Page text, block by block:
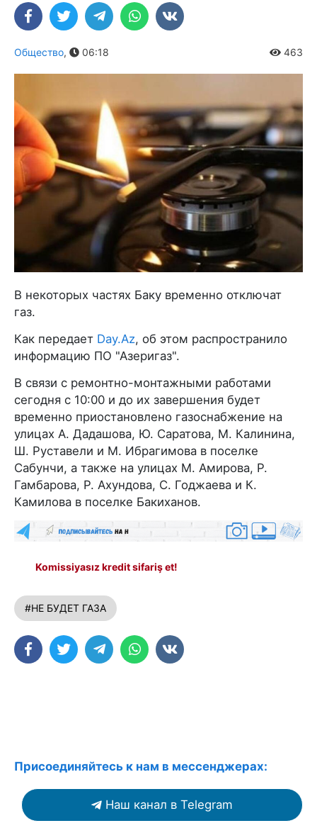
Общество, 06:18 463
В некоторых частях Баку временно отключат
газ.
Как передает Day.Az, об этом распространило
информацию ПО "Азеригаз".
В связи с ремонтно-монтажными работами
сегодня с 10:00 и до их завершения будет
временно приостановлено газоснабжение на
улицах А. Дадашова, Ю. Саратова, М. Калинина,
Ш. Руставели и М. Ибрагимова в поселке
Сабунчи, а также на улицах М. Амирова, Р.
Гамбарова, Р. Ахундова, С. Годжаева и К.
Камилова в поселке Бакиханов.
Komissiyasız kredit sifariş et!
#НЕ БУДЕТ ГАЗА
Присоединяйтесь к нам в мессенджерах:
Наш канал в Telegram